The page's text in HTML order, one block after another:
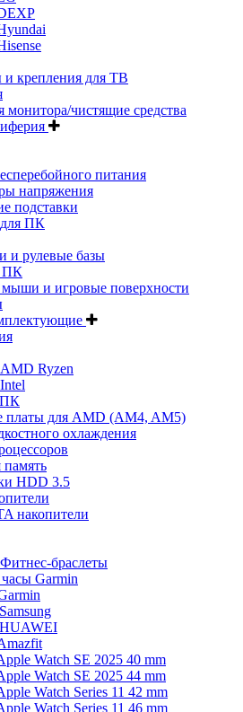
крепления для ТВ
монитора/чистящие средства
питания
напряжения
подставки
ПК
и рулевые базы
ПК
и игровые поверхности
Ryzen
ПК
платы для AMD (AM4, AM5)
охлаждения
память
HDD 3.5
накопители
браслеты
Garmin
Watch SE 2025 40 mm
Watch SE 2025 44 mm
Watch Series 11 42 mm
Watch Series 11 46 mm